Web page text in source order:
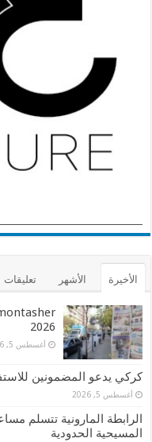
الأخيرة الأشهر تعليقات
2026
أغسطس 5, 2026
كركي يدعو المضمونين
أغسطس 5, 2026
الرابطة المارونية تتسلم
المسيحية الحدودية